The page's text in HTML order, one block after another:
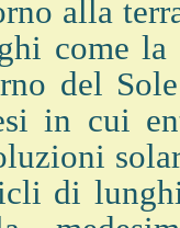
alla
come
del
in cui
di